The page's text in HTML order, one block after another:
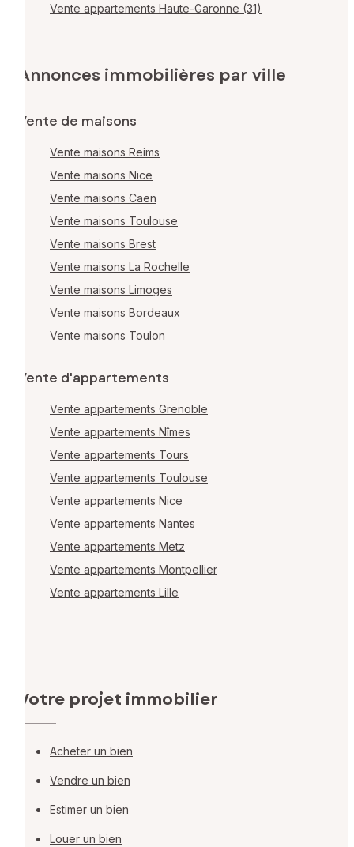
Vente appartements Haute-Garonne (31)
Annonces immobilières par ville
Vente de maisons
Vente maisons Reims
Vente maisons Nice
Vente maisons Caen
Vente maisons Toulouse
Vente maisons Brest
Vente maisons La Rochelle
Vente maisons Limoges
Vente maisons Bordeaux
Vente maisons Toulon
Vente d'appartements
Vente appartements Grenoble
Vente appartements Nîmes
Vente appartements Tours
Vente appartements Toulouse
Vente appartements Nice
Vente appartements Nantes
Vente appartements Metz
Vente appartements Montpellier
Vente appartements Lille
Votre projet immobilier
Acheter un bien
Vendre un bien
Estimer un bien
Louer un bien